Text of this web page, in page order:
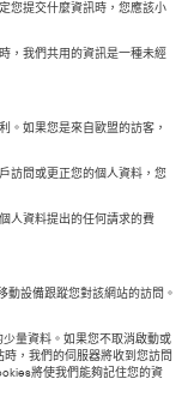
您提交什麼資訊時，您應該小
，我們共用的資訊是一種未經
。如果您是來自歐盟的訪客，
訪問或更正您的個人資料，您
人資料提出的任何請求的費
動設備跟蹤您對該網站的訪問。
量資料。如果您不取消啟動或
，我們的伺服器將收到您訪問
將使我們能夠記住您的資